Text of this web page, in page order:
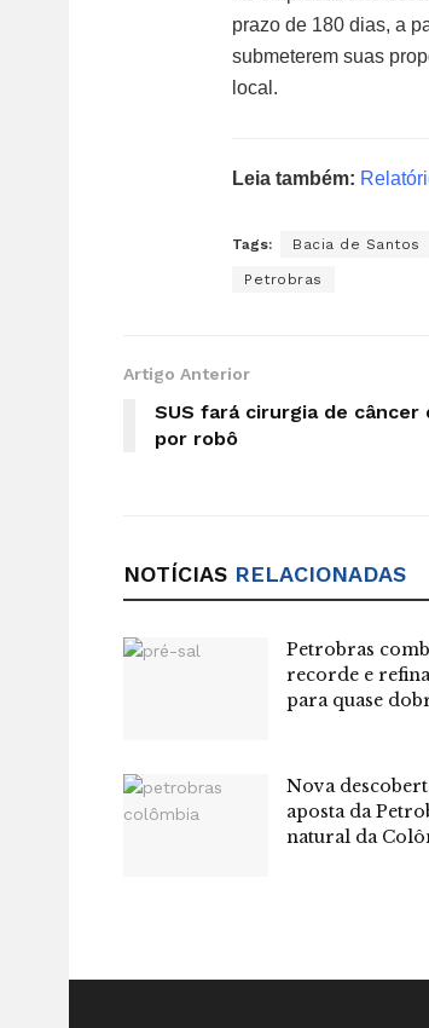
prazo de 180 dias, a
submeterem suas
local.
Leia também:
Tags: Bacia de Santos
Petrobras
Artigo Anterior
SUS fará cirurgia de
por robô
NOTÍCIAS RELACIONADAS
Petrobras
recorde e
para quase
Nova
aposta da
natural da